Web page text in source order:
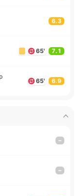
6.3
65' 7.1
65' 6.9
–
–